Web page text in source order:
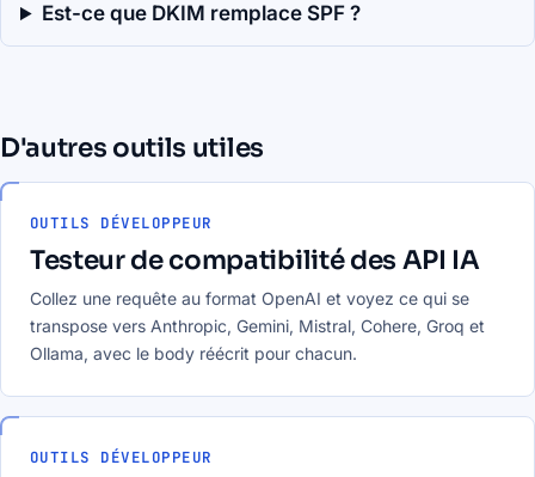
Est-ce que DKIM remplace SPF ?
D'autres outils utiles
OUTILS DÉVELOPPEUR
Testeur de compatibilité des API IA
Collez une requête au format OpenAI et voyez ce qui se
transpose vers Anthropic, Gemini, Mistral, Cohere, Groq et
Ollama, avec le body réécrit pour chacun.
OUTILS DÉVELOPPEUR